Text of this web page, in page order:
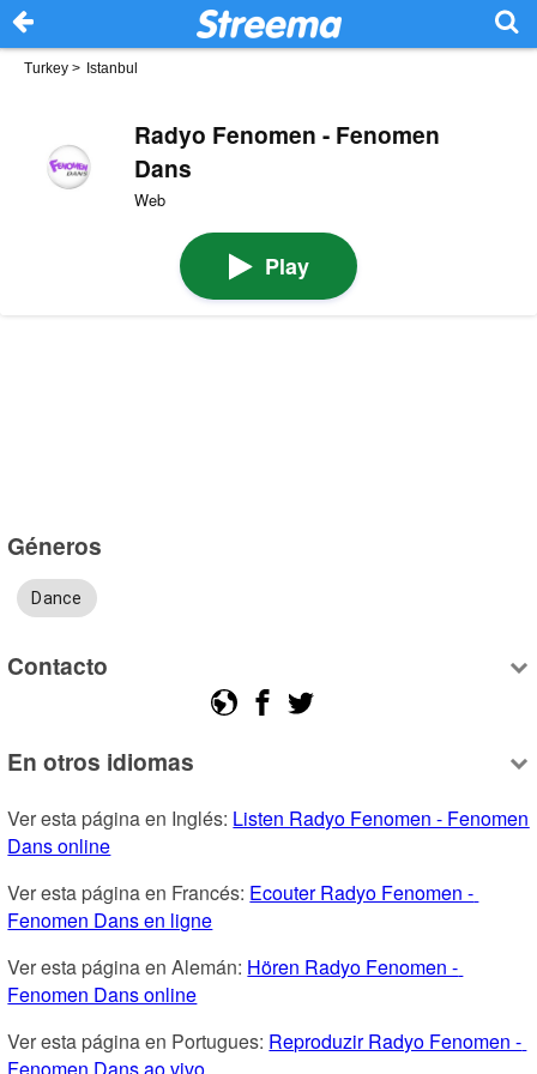
Turkey > Istanbul
Radyo Fenomen - Fenomen
Dans
Web
Play
Géneros
Dance
Contacto
En otros idiomas
Ver esta página en Inglés: Listen Radyo Fenomen - Fenomen
Dans online
Ver esta página en Francés: Ecouter Radyo Fenomen -
Fenomen Dans en ligne
Ver esta página en Alemán: Hören Radyo Fenomen -
Fenomen Dans online
Ver esta página en Portugues: Reproduzir Radyo Fenomen -
Fenomen Dans ao vivo